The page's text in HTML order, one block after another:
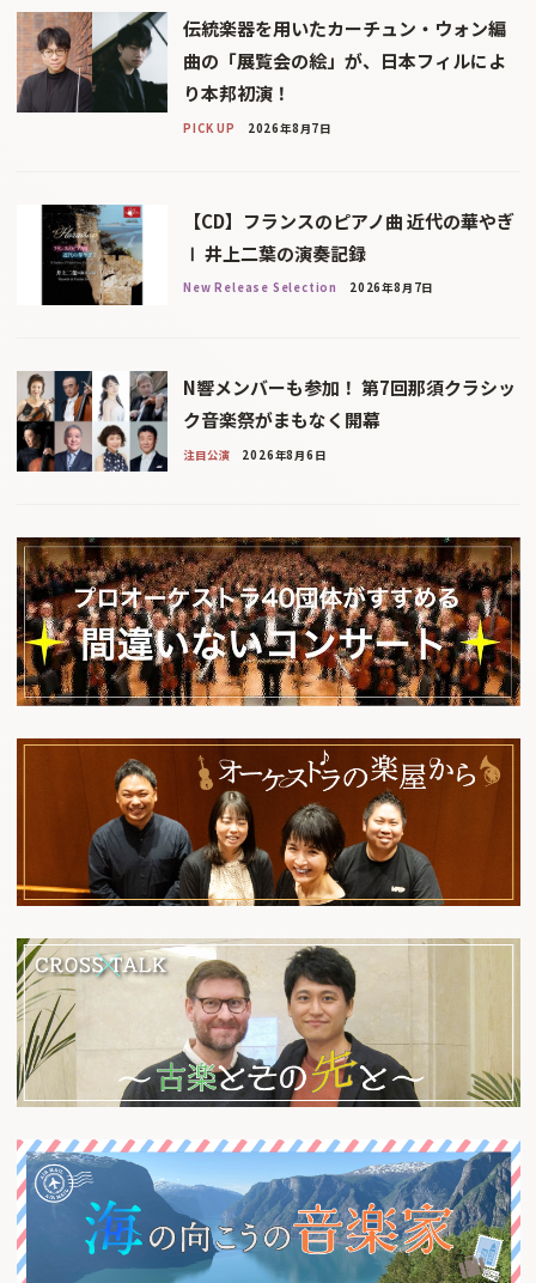
伝統楽器を用いたカーチュン・ウォン編
曲の「展覧会の絵」が、日本フィルによ
り本邦初演！
PICK UP 2026年8月7日
【CD】フランスのピアノ曲 近代の華やぎ
Ⅰ 井上二葉の演奏記録
New Release Selection 2026年8月7日
N響メンバーも参加！ 第7回那須クラシッ
ク音楽祭がまもなく開幕
注目公演 2026年8月6日